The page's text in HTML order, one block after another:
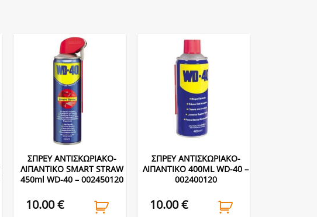
ΣΠΡΕΥ ΑΝΤΙΣΚΩΡΙΑΚΟ-
ΛΙΠΑΝΤΙΚΟ SMART STRAW
450ml WD-40 – 002450120
10.00€
ΣΠΡΕΥ ΑΝΤΙΣΚΩΡΙΑΚΟ-
ΛΙΠΑΝΤΙΚΟ 400ML WD-40 –
002400120
10.00€